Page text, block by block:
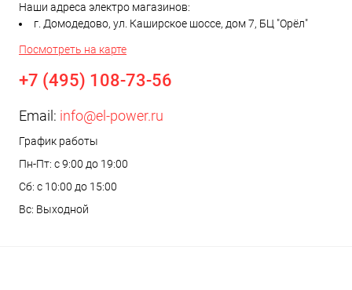
Наши адреса электро магазинов:
г. Домодедово, ул. Каширское шоссе, дом 7, БЦ "Орёл"
Посмотреть на карте
+7 (495) 108-73-56
Email: info@el-power.ru
График работы
Пн-Пт: с 9:00 до 19:00
Сб: с 10:00 до 15:00
Вс: Выходной